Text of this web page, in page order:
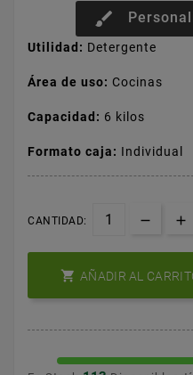
brush
Utilidad: Detergente
Área de uso: Cocinas
Capacidad: 6 kilos
Formato caja: Individual
CANTIDAD:
 AÑADIR AL